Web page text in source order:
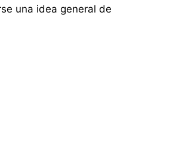
una idea general de